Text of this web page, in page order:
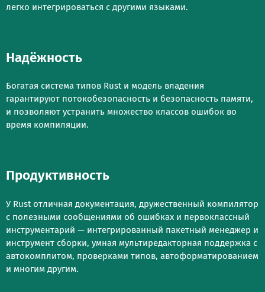
легко интегрироваться с другими языками.
Надёжность
Богатая система типов Rust и модель владения
гарантируют потокобезопасность и безопасность памяти,
и позволяют устранить множество классов ошибок во
время компиляции.
Продуктивность
У Rust отличная документация, дружественный компилятор
с полезными сообщениями об ошибках и первоклассный
инструментарий — интегрированный пакетный менеджер и
инструмент сборки, умная мультиредакторная поддержка с
автокомплитом, проверками типов, автоформатированием
и многим другим.